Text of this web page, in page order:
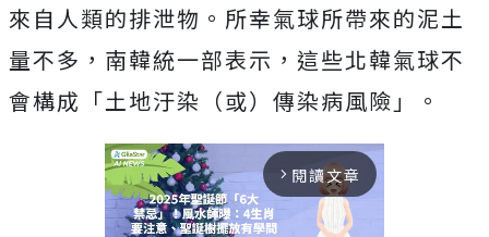
來自人類的排泄物。所幸氣球所帶來的泥土
量不多 ，南韓統一部表示，這些北韓氣球不
會構成「土地汙染（或）傳染病風險」。
arrow_forward_ios 閱讀文章